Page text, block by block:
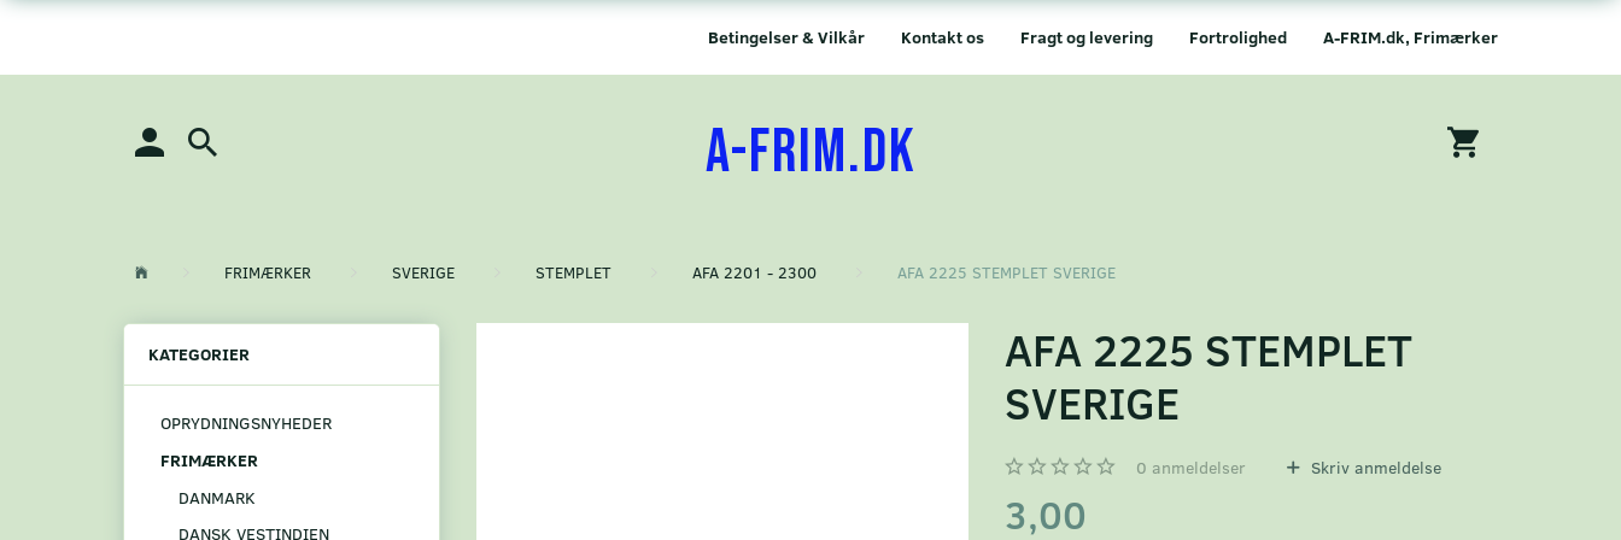
A-FRIM.dk, Frimærker
Fortrolighed
Fragt og levering
Kontakt os
Betingelser & Vilkår
A-FRIM.DK
FRIMÆRKER SVERIGE STEMPLET AFA 2201 - 2300 AFA 2225 STEMPLET SVERIGE
KATEGORIER
OPRYDNINGSNYHEDER
FRIMÆRKER
DANMARK
DANSK VESTINDIEN
AFA 2225 STEMPLET
SVERIGE
0 anmeldelser Skriv anmeldelse
3,00